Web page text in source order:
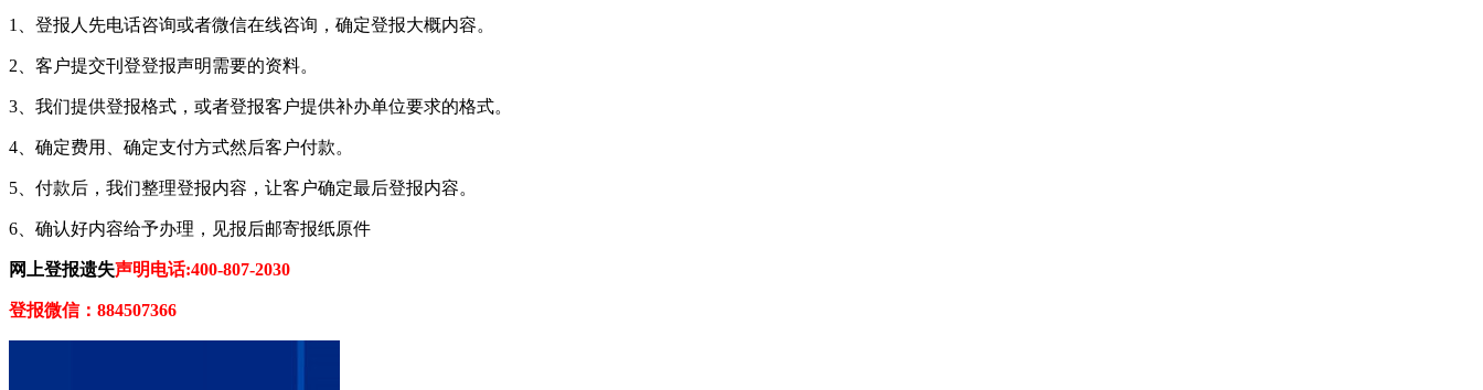
1、登报人先电话咨询或者微信在线咨询，确定登报大概内容。
2、客户提交刊登登报声明需要的资料。
3、我们提供登报格式，或者登报客户提供补办单位要求的格式。
4、确定费用、确定支付方式然后客户付款。
5、付款后，我们整理登报内容，让客户确定最后登报内容。
6、确认好内容给予办理，见报后邮寄报纸原件
网上登报遗失声明电话:400-807-2030
登报微信：884507366